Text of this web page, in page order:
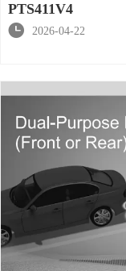
PTS411V4

2026-04-22